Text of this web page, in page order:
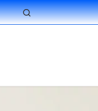
Search